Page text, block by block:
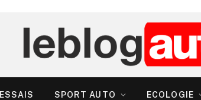
ESSAIS SPORT AUTO ECOLOGIE